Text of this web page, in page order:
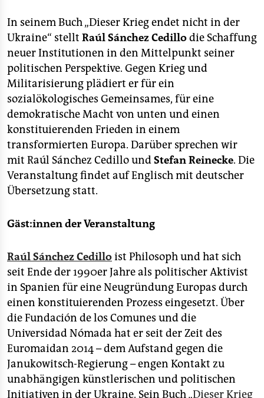
Ticket möglich. Wir bitten Sie daher um eine
Anmeldung über den unten stehenden Ticketlink.
In seinem Buch „Dieser Krieg endet nicht in der
Ukraine“ stellt Raúl Sánchez Cedillodie Schaffung
neuer Institutionen in den Mittelpunkt seiner
politischen Perspektive. Gegen Krieg und
Militarisierung plädiert er für ein
sozialökologisches Gemeinsames, für eine
demokratische Macht von unten und einen
konstituierenden Frieden in einem
transformierten Europa. Darüber sprechen wir
mit Raúl Sánchez Cedillo undStefan Reinecke. Die
Veranstaltung findet auf Englisch mit deutscher
Übersetzung statt.
Gäst:innen der Veranstaltung
Raúl Sánchez Cedilloist Philosoph und hat sich
seit Ende der 1990er Jahre als politischer Aktivist
in Spanien für eine Neugründung Europas durch
einen konstituierenden Prozess eingesetzt. Über
die Fundación de los Comunes und die
Universidad Nómada hat er seit der Zeit des
Euromaidan 2014 – dem Aufstand gegen die
Janukowitsch-Regierung – engen Kontakt zu
unabhängigen künstlerischen und politischen
Initiativen in der Ukraine. Sein Buch „Dieser Krieg